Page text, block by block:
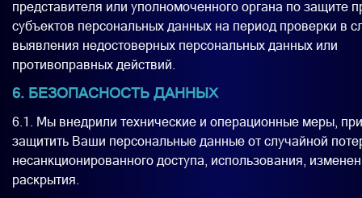
представителя или уполномоченного органа по защите
субъектов персональных данных на период проверки в
выявления недостоверных персональных данных или
противоправных действий.
6. БЕЗОПАСНОСТЬ ДАННЫХ
6.1. Мы внедрили технические и операционные меры,
защитить Ваши персональные данные от случайной
несанкционированного доступа, использования,
раскрытия.